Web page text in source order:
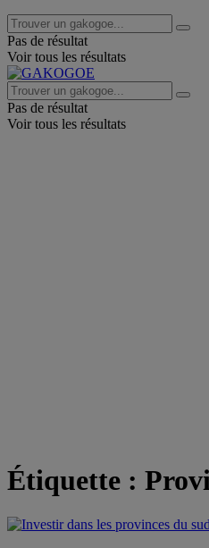
Pas de résultat
Voir tous les résultats
Pas de résultat
Voir tous les résultats
Étiquette :